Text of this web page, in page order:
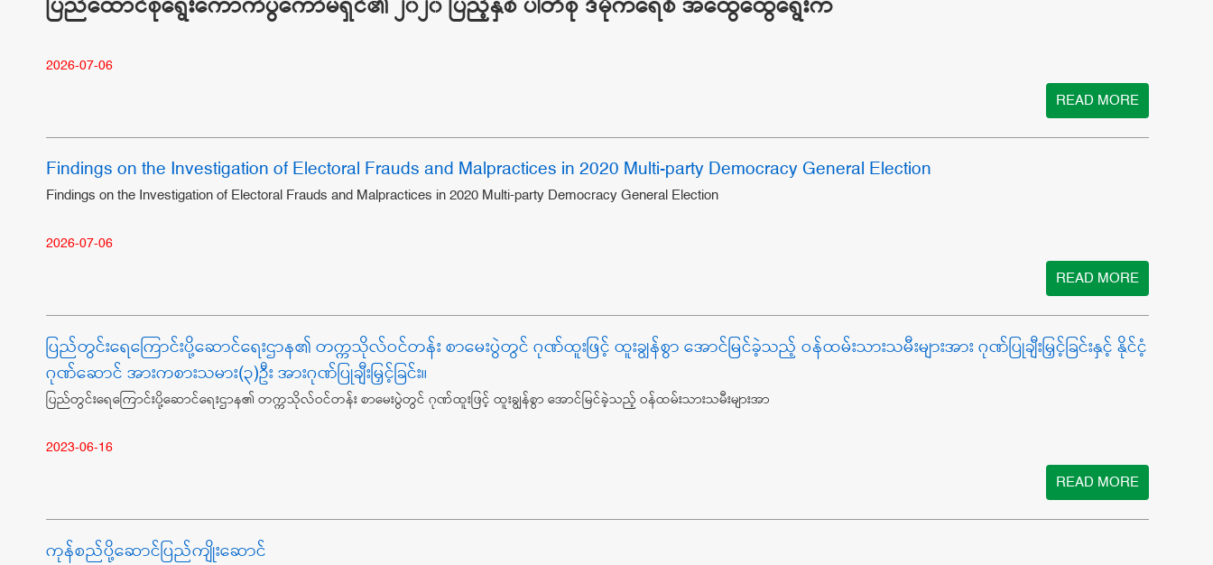
ပြည်ထောင်စုရွေးကောက်ပွဲကော်မရှင်၏ ၂၀၂၀ ပြည့်နှစ် ပါတီစုံ ဒီမိုကရေစီ အထွေထွေရွေးက
2026-07-06
READ MORE
Findings on the Investigation of Electoral Frauds and Malpractices in 2020 Multi-party Democracy General Election
Findings on the Investigation of Electoral Frauds and Malpractices in 2020 Multi-party Democracy General Election
2026-07-06
READ MORE
ပြည်တွင်းရေကြောင်းပို့ဆောင်ရေးဌာန၏ တက္ကသိုလ်ဝင်တန်း စာမေးပွဲတွင် ဂုဏ်ထူးဖြင့် ထူးချွန်စွာ အောင်မြင်ခဲ့သည့် ဝန်ထမ်းသားသမီးများအား ဂုဏ်ပြုချီးမြှင့်ခြင်းနှင့် နိုင်ငံ့
ဂုဏ်ဆောင် အားကစားသမား(၃)ဦး အားဂုဏ်ပြုချီးမြှင့်ခြင်း။
ပြည်တွင်းရေကြောင်းပို့ဆောင်ရေးဌာန၏ တက္ကသိုလ်ဝင်တန်း စာမေးပွဲတွင် ဂုဏ်ထူးဖြင့် ထူးချွန်စွာ အောင်မြင်ခဲ့သည့် ဝန်ထမ်းသားသမီးများအာ
2023-06-16
READ MORE
ကုန်စည်ပို့ဆောင်ပြည်ကျိုးဆောင်